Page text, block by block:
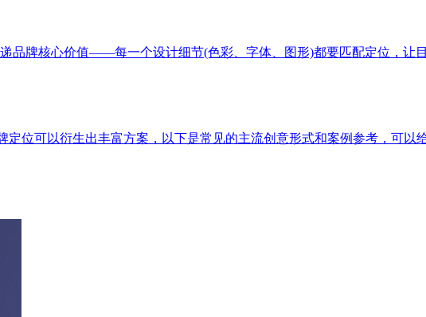
品牌核心价值——每一个设计细节(色彩、字体、图形)都要匹配定位，让
位可以衍生出丰富方案，以下是常见的主流创意形式和案例参考，可以